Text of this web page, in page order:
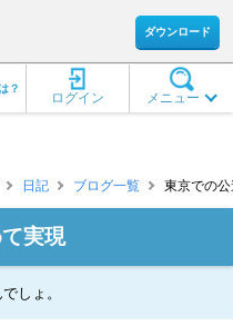
ダウンロード
メニュー
ログイン
？
日記 ブログ一覧 東京での
実現
しょ。